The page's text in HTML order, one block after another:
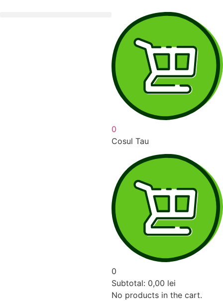
0
Cosul Tau
0
Subtotal: 0,00 lei
No products in the cart.